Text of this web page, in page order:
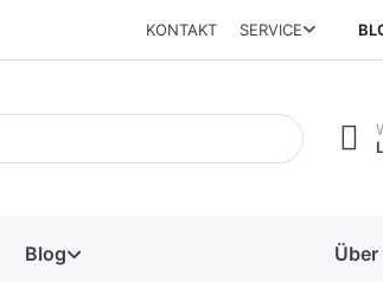
KONTAKT SERVICE
Blog